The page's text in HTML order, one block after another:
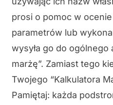
prosi o pomoc w
parametrów lub
wysyła go do ogólnego
marżę”. Zamiast tego
Twojego “Kalkulatora
Pamiętaj: każda